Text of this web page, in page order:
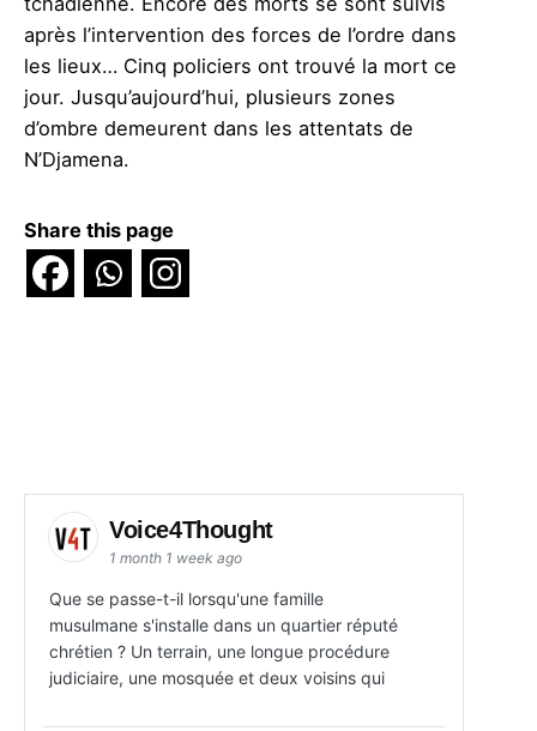
après l’intervention des forces de l’ordre dans
les lieux… Cinq policiers ont trouvé la mort ce
jour. Jusqu’aujourd’hui, plusieurs zones
d’ombre demeurent dans les attentats de
N’Djamena.
Share this page
Voice4Thought
1 month 1 week ago
Que se passe-t-il lorsqu'une famille
musulmane s'installe dans un quartier réputé
chrétien ? Un terrain, une longue procédure
judiciaire, une mosquée et deux voisins qui